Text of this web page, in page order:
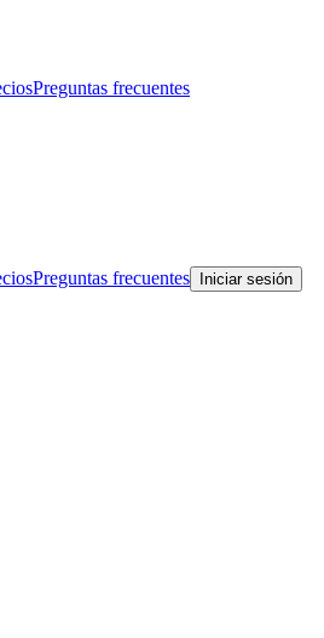
Preguntas frecuentes
Preguntas frecuentes Iniciar sesión